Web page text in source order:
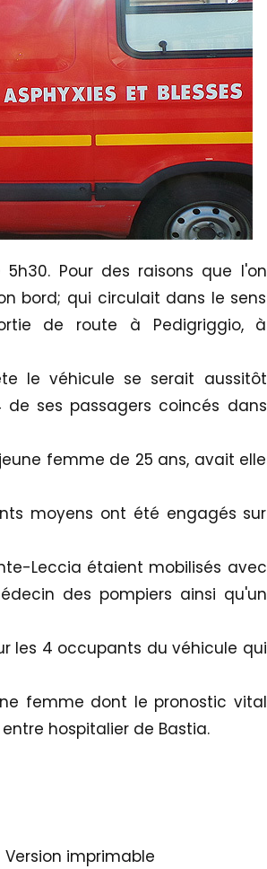
Pour des raisons que l'on
bord; qui circulait dans le sens
de route à Pedigriggio, à
le véhicule se serait aussitôt
ses passagers coincés dans
femme de 25 ans, avait elle
moyens ont été engagés sur
Leccia étaient mobilisés avec
des pompiers ainsi qu'un
les 4 occupants du véhicule qui
femme dont le pronostic vital
hospitalier de Bastia.
Version imprimable